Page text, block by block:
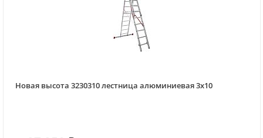
Новая высота 3230310 лестница алюминиевая 3х10